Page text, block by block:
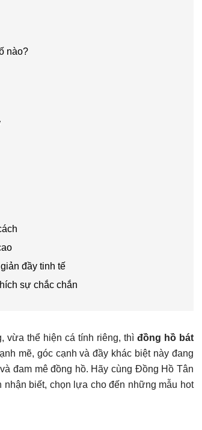
nào?
đầy tinh tế
sự chắc chắn
vừa thể hiện cá tính riêng, thì đồng hồ bát
mẽ, góc cạnh và đầy khác biệt này đang
đam mê đồng hồ. Hãy cùng Đồng Hồ Tân
biết, chọn lựa cho đến những mẫu hot